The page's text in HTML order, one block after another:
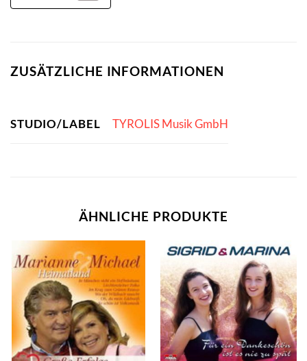
ZUSÄTZLICHE INFORMATIONEN
STUDIO/LABEL TYROLIS Musik GmbH
ÄHNLICHE PRODUKTE